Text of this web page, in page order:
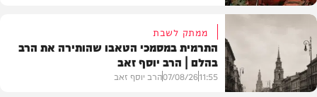
דעות
ממתק לשבת
התרמית במסמכי הטאבו שהותירה את הרב
בהלם | הרב יוסף זאב
11:55
07/08/26הרב יוסף זאב